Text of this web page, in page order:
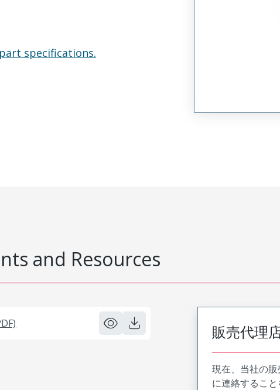
specifications.
and Resources
販売代理
現在、当社の販
に連絡するこ